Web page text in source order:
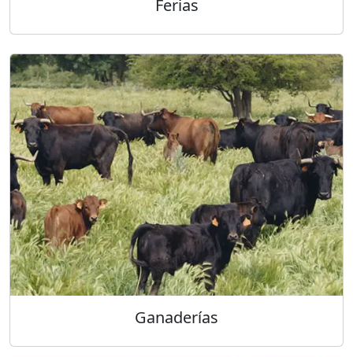
Ferias
Ganaderías